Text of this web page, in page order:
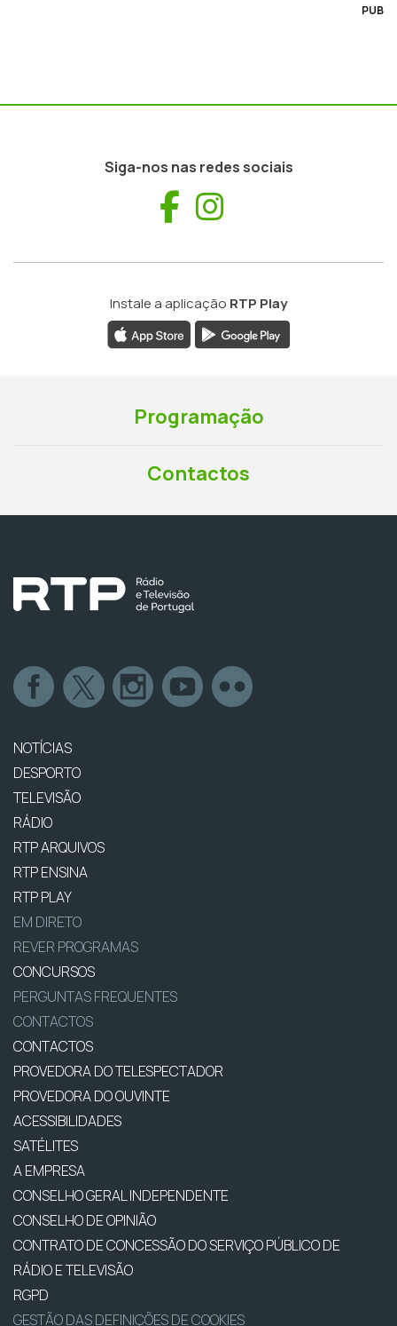
PUB
Siga-nos nas redes sociais
Facebook
Instale a aplicação RTP Play
Programação
Contactos
NOTÍCIAS
DESPORTO
TELEVISÃO
RÁDIO
RTP ARQUIVOS
RTP ENSINA
RTP PLAY
EM DIRETO
REVER PROGRAMAS
CONCURSOS
PERGUNTAS FREQUENTES
CONTACTOS
CONTACTOS
PROVEDORA DO TELESPECTADOR
PROVEDORA DO OUVINTE
ACESSIBILIDADES
SATÉLITES
A EMPRESA
CONSELHO GERAL INDEPENDENTE
CONSELHO DE OPINIÃO
CONTRATO DE CONCESSÃO DO SERVIÇO PÚBLICO DE
RÁDIO E TELEVISÃO
RGPD
GESTÃO DAS DEFINIÇÕES DE COOKIES